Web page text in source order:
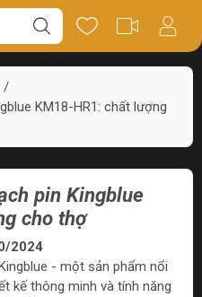
/
KM18-HR1: chất lượng
pin Kingblue
cho thợ
2024
- một sản phẩm nổi
kế thông minh và tính năng